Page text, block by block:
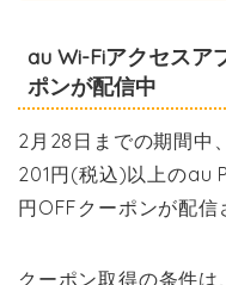
au Wi-Fiアクセスア
ポンが配信中
2月28日までの期間中
201円(税込)以上のau
円OFFクーポンが配信
クーポン取得の条件